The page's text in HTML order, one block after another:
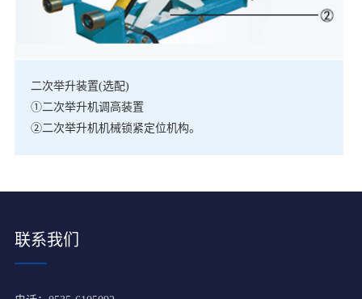
二次举升装置(选配)
①二次举升机调高装置
②二次举升机机械锁紧定位机构。
联系我们